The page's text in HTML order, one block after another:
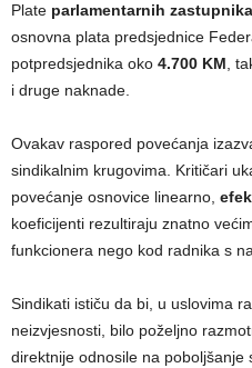
Plate parlamentarnih zastupnika
osnovna plata predsjednice
potpredsjednika oko 4.700 KM,
i druge naknade.
Ovakav raspored povećanja
sindikalnim krugovima. Kritičari
povećanje osnovice linearno,
koeficijenti rezultiraju znatno
funkcionera nego kod radnika s
Sindikati ističu da bi, u uslovima
neizvjesnosti, bilo poželjno
direktnije odnosile na poboljšanje